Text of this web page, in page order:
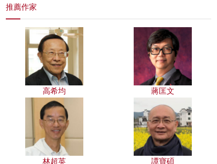
推薦作家
高希均 蔣匡文
林超英 譚寶碩